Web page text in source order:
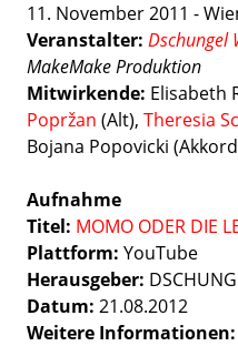
11. November 2011 -
Veranstalter: Dschungel
MakeMake Produktion
Mitwirkende: Elisabeth
Popržan (Alt), Theresia
Bojana Popovicki
Aufnahme
Titel: MOMO ODER DIE
Plattform: YouTube
Herausgeber:
Datum: 21.08.2012
Weitere Informationen: